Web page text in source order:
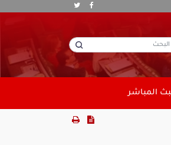
المباشر